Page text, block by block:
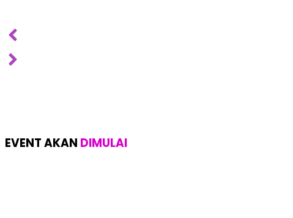
EVENT AKAN DIMULAI